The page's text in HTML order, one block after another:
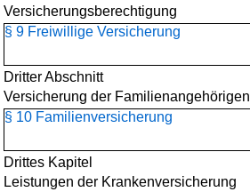
Versicherungsberechtigung
§ 9 Freiwillige Versicherung
Dritter Abschnitt
Versicherung der Familienangehörigen
§ 10 Familienversicherung
Drittes Kapitel
Leistungen der Krankenversicherung